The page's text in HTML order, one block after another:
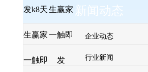
发k8天
生赢家
一触即
生赢家
一触即
发
动态>企业动态 新闻动态
企业动态
行业新闻